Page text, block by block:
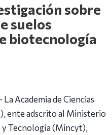
sobre
suelos
biotecnología
Academia de Ciencias
ente adscrito al Ministerio
y Tecnología (Mincyt),